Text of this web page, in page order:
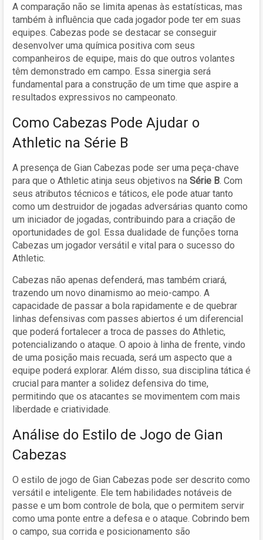
A comparação não se limita apenas às estatísticas, mas
também à influência que cada jogador pode ter em suas
equipes. Cabezas pode se destacar se conseguir
desenvolver uma química positiva com seus
companheiros de equipe, mais do que outros volantes
têm demonstrado em campo. Essa sinergia será
fundamental para a construção de um time que aspire a
resultados expressivos no campeonato.
Como Cabezas Pode Ajudar o
Athletic na Série B
A presença de Gian Cabezas pode ser uma peça-chave
para que o Athletic atinja seus objetivos na Série B. Com
seus atributos técnicos e táticos, ele pode atuar tanto
como um destruidor de jogadas adversárias quanto como
um iniciador de jogadas, contribuindo para a criação de
oportunidades de gol. Essa dualidade de funções torna
Cabezas um jogador versátil e vital para o sucesso do
Athletic.
Cabezas não apenas defenderá, mas também criará,
trazendo um novo dinamismo ao meio-campo. A
capacidade de passar a bola rapidamente e de quebrar
linhas defensivas com passes abiertos é um diferencial
que poderá fortalecer a troca de passes do Athletic,
potencializando o ataque. O apoio à linha de frente, vindo
de uma posição mais recuada, será um aspecto que a
equipe poderá explorar. Além disso, sua disciplina tática é
crucial para manter a solidez defensiva do time,
permitindo que os atacantes se movimentem com mais
liberdade e criatividade.
Análise do Estilo de Jogo de Gian
Cabezas
O estilo de jogo de Gian Cabezas pode ser descrito como
versátil e inteligente. Ele tem habilidades notáveis de
passe e um bom controle de bola, que o permitem servir
como uma ponte entre a defesa e o ataque. Cobrindo bem
o campo, sua corrida e posicionamento são